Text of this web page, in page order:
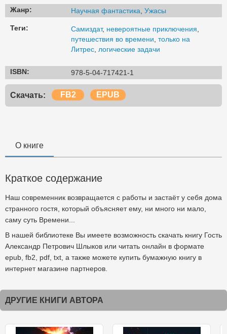
Жанр: Научная фантастика, Ужасы
Теги: Самиздат, невероятные приключения,
путешествия во времени, только на
Литрес, логические задачи
ISBN: 978-5-04-717421-1
Скачать: FB2 EPUB
О книге
Краткое содержание
Наш современник возвращается с работы и застаёт у себя дома
странного гостя, который объясняет ему, ни много ни мало,
саму суть Времени...
В нашей библиотеке Вы имеете возможность скачать книгу Гость
Александр Петрович Шлыков или читать онлайн в формате
epub, fb2, pdf, txt, а также можете купить бумажную книгу в
интернет магазине партнеров.
ДРУГИЕ КНИГИ АВТОРА